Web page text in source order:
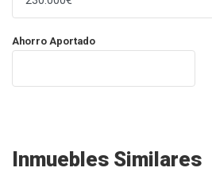
Ahorro Aportado
Inmuebles Similares